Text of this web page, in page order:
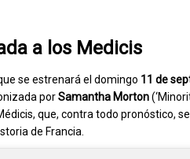
a los Medicis
se estrenará el domingo 11 de
porSamantha Morton
que, contra todo pronóstico,
de Francia.